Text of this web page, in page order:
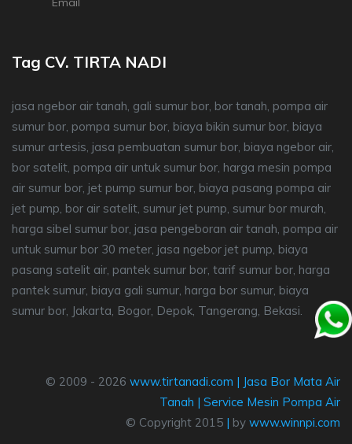
Tag CV. TIRTA NADI
jasa ngebor air tanah, gali sumur bor, bor tanah, pompa air
sumur bor, pompa sumur bor, biaya bikin sumur bor, biaya
sumur artesis, jasa pembuatan sumur bor, biaya ngebor air,
bor satelit, pompa air untuk sumur bor, harga mesin pompa
air sumur bor, jet pump sumur bor, biaya pasang pompa air
jet pump, bor air satelit, sumur jet pump, sumur bor murah,
harga sibel sumur bor, jasa pengeboran air tanah, pompa air
untuk sumur bor 30 meter, jasa ngebor jet pump, biaya
pasang satelit air, pantek sumur bor, tarif sumur bor, harga
pantek sumur, biaya gali sumur, harga bor sumur, biaya
sumur bor, Jakarta, Bogor, Depok, Tangerang, Bekasi.
© 2009 - 2026 www.tirtanadi.com | Jasa Bor Mata Air
Tanah | Service Mesin Pompa Air
© Copyright 2015 | by www.winnpi.com